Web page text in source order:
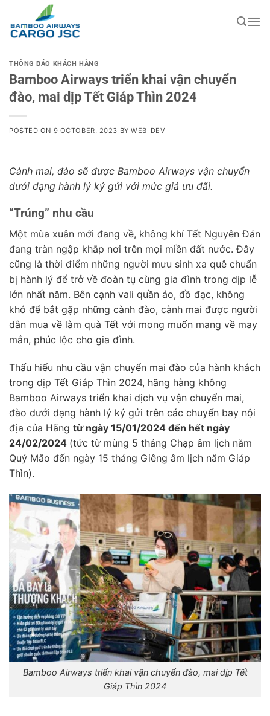
content
THÔNG BÁO KHÁCH HÀNG
Bamboo Airways triển khai vận chuyển
đào, mai dịp Tết Giáp Thìn 2024
POSTED ON 9 OCTOBER, 2023 BYWEB-DEV
Cành mai, đào sẽ được Bamboo Airways vận chuyển
dưới dạng hành lý ký gửi với mức giá ưu đãi.
“Trúng” nhu cầu
Một mùa xuân mới đang về, không khí Tết Nguyên Đán
đang tràn ngập khắp nơi trên mọi miền đất nước. Đây
cũng là thời điểm những người mưu sinh xa quê chuẩn
bị hành lý để trở về đoàn tụ cùng gia đình trong dịp lễ
lớn nhất năm. Bên cạnh vali quần áo, đồ đạc, không
khó để bắt gặp những cành đào, cành mai được người
dân mua về làm quà Tết với mong muốn mang về may
mắn, phúc lộc cho gia đình.
Thấu hiểu nhu cầu vận chuyển mai đào của hành khách
trong dịp Tết Giáp Thìn 2024, hãng hàng không
Bamboo Airways triển khai dịch vụ vận chuyển mai,
đào dưới dạng hành lý ký gửi trên các chuyến bay nội
địa của Hãng từ ngày 15/01/2024 đến hết ngày
24/02/2024 (tức từ mùng 5 tháng Chạp âm lịch năm
Quý Mão đến ngày 15 tháng Giêng âm lịch năm Giáp
Thìn).
Bamboo Airways triển khai vận chuyển đào, mai dịp Tết
Giáp Thìn 2024